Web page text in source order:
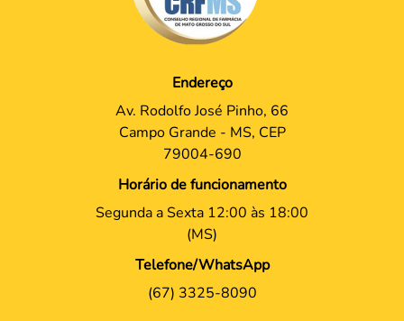
Endereço
Av. Rodolfo José Pinho, 66
Campo Grande - MS, CEP
79004-690
Horário de funcionamento
Segunda a Sexta 12:00 às 18:00
(MS)
Telefone/WhatsApp
(67) 3325-8090